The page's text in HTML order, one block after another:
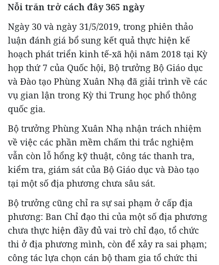
Nỗi trăn trở cách đây 365 ngày
Ngày 30 và ngày 31/5/2019, trong phiên thảo
luận đánh giá bổ sung kết quả thực hiện kế
hoạch phát triển kinh tế-xã hội năm 2018 tại Kỳ
họp thứ 7 của Quốc hội, Bộ trưởng Bộ Giáo dục
và Đào tạo Phùng Xuân Nhạ đã giải trình về các
vụ gian lận trong Kỳ thi Trung học phổ thông
quốc gia.
Bộ trưởng Phùng Xuân Nhạ nhận trách nhiệm
về việc các phần mềm chấm thi trắc nghiệm
vẫn còn lỗ hổng kỹ thuật, công tác thanh tra,
kiểm tra, giám sát của Bộ Giáo dục và Đào tạo
tại một số địa phương chưa sâu sát.
Bộ trưởng cũng chỉ ra sự sai phạm ở cấp địa
phương: Ban Chỉ đạo thi của một số địa phương
chưa thực hiện đầy đủ vai trò chỉ đạo, tổ chức
thi ở địa phương mình, còn để xảy ra sai phạm;
công tác lựa chọn cán bộ tham gia tổ chức thi